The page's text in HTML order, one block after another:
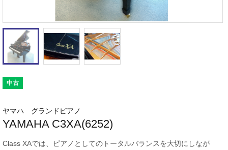
中古
ヤマハ グランドピアノ
YAMAHA C3XA(6252)
Class XAでは、ピアノとしてのトータルバランスを大切にしなが